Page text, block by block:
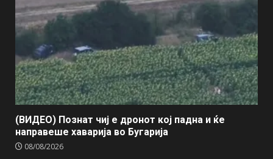
(ВИДЕО) Познат чиј е дронот кој падна и ќе
направеше хаварија во Бугарија
08/08/2026